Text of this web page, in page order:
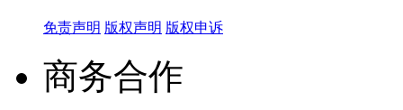
免责声明 版权声明 版权申诉
商务合作